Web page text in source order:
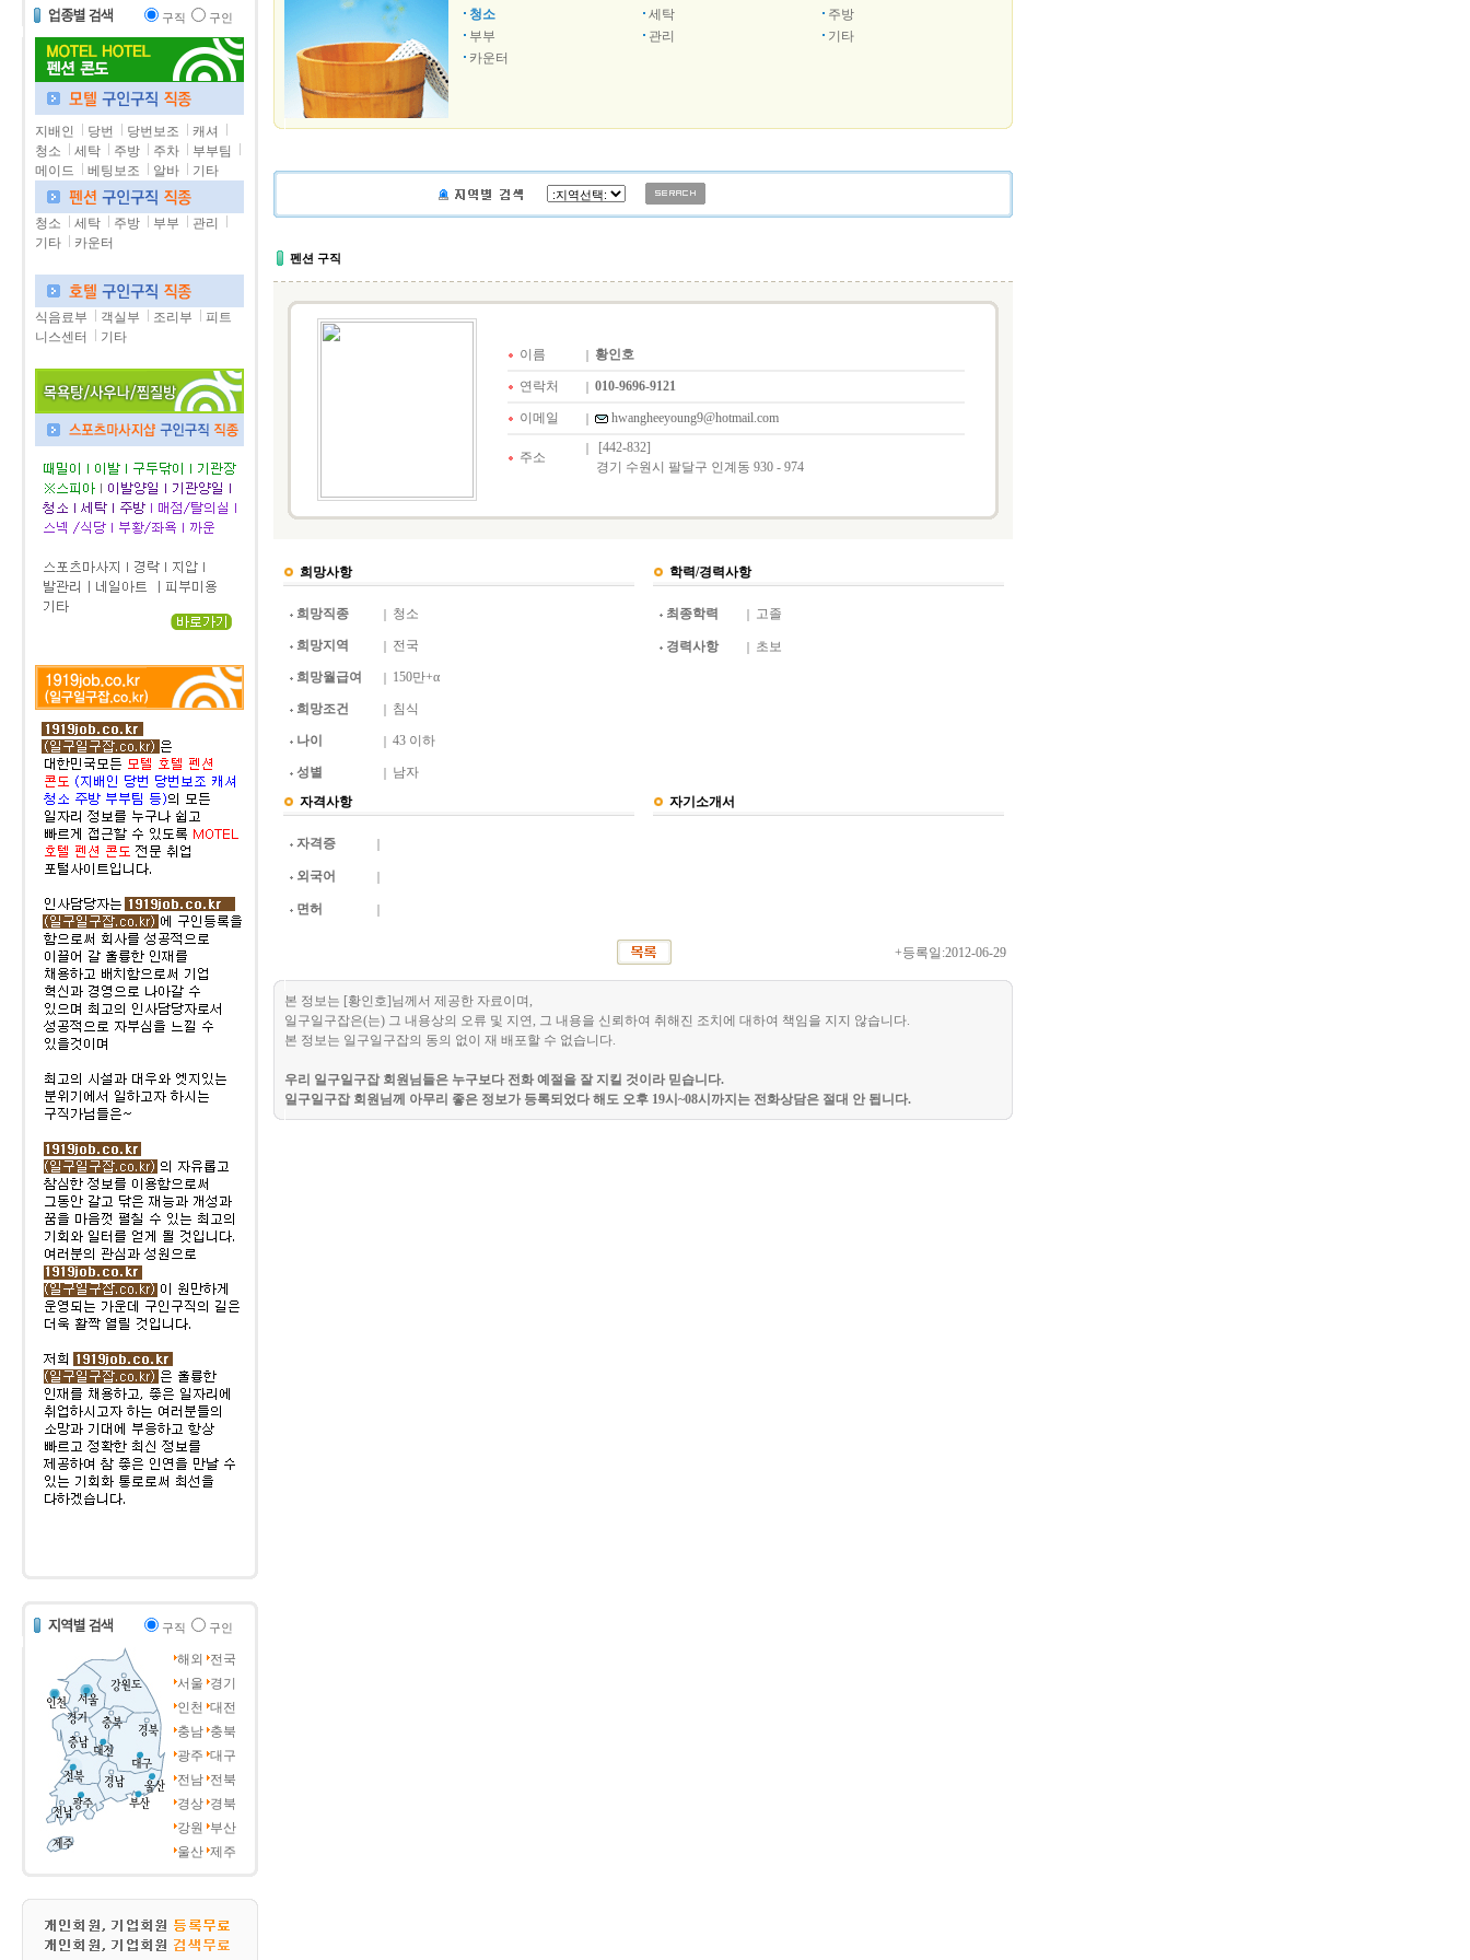
구직 구인
지배인 당번 당번보조
캐셔
청소
세탁 주방 주차
부부팀
메이드
베팅보조 알바 기타
청소 세탁 주방 부부
관리
기타
카운터
식음료부 객실부 조리부
피트
니스센터
기타
구직 구인
해외
전국
서울 경기
인천 대전
충남 충북
광주 대구
전남 전북
경상 경북
강원
부산
울산 제주
청소 세탁
주방
부부
관리
기타
카운터
펜션 구직
이름 황인호
연락처 010-9696-9121
이메일 hwangheeyoung9@hotmail.com
주소
[442-832]
경기 수원시 팔달구 인계동 930 - 974
희망사항
희망직종 청소
희망지역 전국
희망월급여 150만+α
희망조건 침식
나이 43 이하
성별 남자
학력/경력사항
최종학력 고졸
경력사항 초보
자격사항
자격증
외국어
면허
자기소개서
+등록일:2012-06-29
본 정보는 [황인호]님께서 제공한 자료이며,
일구일구잡은(는) 그 내용상의 오류 및 지연, 그 내용을 신뢰하여 취해진 조치에 대하여 책임을 지지 않습니다.
본 정보는 일구일구잡의 동의 없이 재 배포할 수 없습니다.
우리 일구일구잡 회원님들은 누구보다 전화 예절을 잘 지킬 것이라 믿습니다.
일구일구잡 회원님께 아무리 좋은 정보가 등록되었다 해도 오후 19시~08시까지는 전화상담은 절대 안 됩니다.